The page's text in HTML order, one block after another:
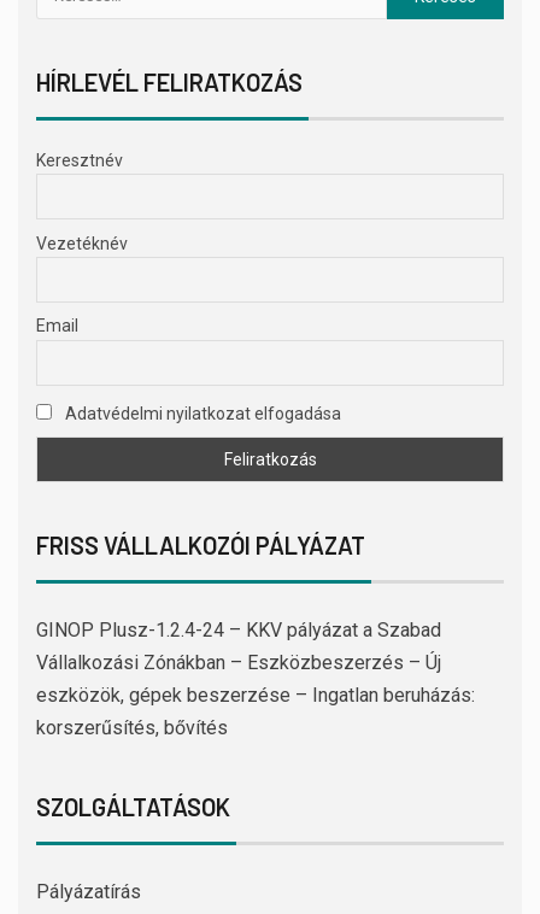
HÍRLEVÉL FELIRATKOZÁS
Keresztnév
Vezetéknév
Email
Adatvédelmi nyilatkozat elfogadása
FRISS VÁLLALKOZÓI PÁLYÁZAT
GINOP Plusz-1.2.4-24 – KKV pályázat a Szabad
Vállalkozási Zónákban – Eszközbeszerzés – Új
eszközök, gépek beszerzése – Ingatlan beruházás:
korszerűsítés, bővítés
SZOLGÁLTATÁSOK
Pályázatírás